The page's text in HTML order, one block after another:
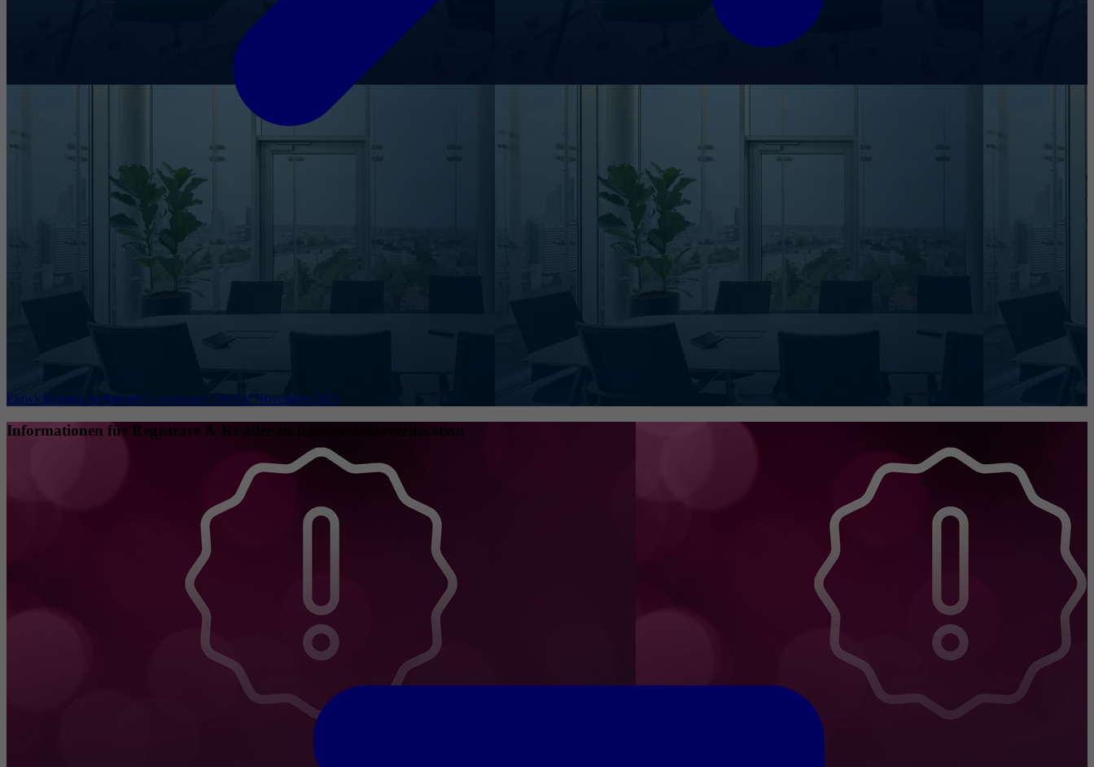
Entwicklungen im Internet Governance Umfeld November 2025
Informationen für Registrare & Reseller zu Inhaberdatenverifikation